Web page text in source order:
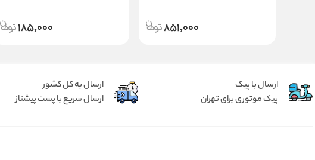
851,000
185,000
ارسال با پیک
پیک موتوری برای تهران
ارسال به کل کشور
ارسال سریع با پست پیشتاز